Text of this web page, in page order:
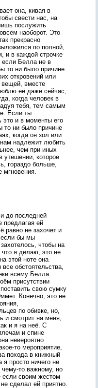
она, кивая в
свести нас, на
послужить
наоборот. Это
прекрасно
по полной,
и в каждой строчке
если Белла не в
то ни было причине
откровений или
вещей, вместе
её даже сейчас,
когда человек в
тебя, тем самым
Если ты
и в моменты его
то ни было причине
когда он зол или
надлежит любить
чем при иных
утешении, которое
гораздо больше,
мгновения.
до последней
предлагая ей
равно не захочет и
если бы мы
чтобы на
я делаю, это не
этой ноте она
обстоятельства,
всему Белла
присутствии
свою сумку
Конечно, это не
по обивке, но,
и смотрит на меня,
и я на неё. С
и спине
невероятно
то мероприятие,
похода в книжный
просто ничего не
то важному, но
если своим жестом
сделал ей приятно.